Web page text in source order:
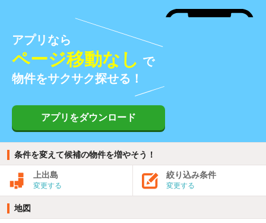
アプリなら
ページ移動なし で
物件をサクサク探せる！
アプリをダウンロード
条件を変えて候補の物件を増やそう！
上出島
変更する
絞り込み条件
変更する
地図